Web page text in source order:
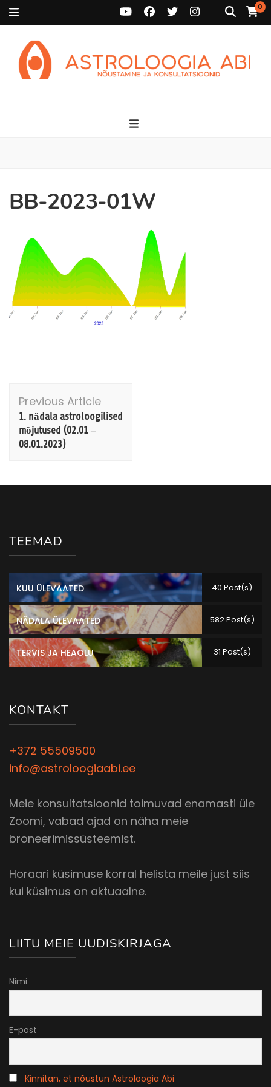
0
BB-2023-01W
Post
Navigation
Previous Article
1. nädala astroloogilised
mõjutused (02.01 –
08.01.2023)
TEEMAD
KUU ÜLEVAATED 40 Post(s)
NÄDALA ÜLEVAATED 582 Post(s)
TERVIS JA HEAOLU 31 Post(s)
KONTAKT
+372 55509500
info@astroloogiaabi.ee
Meie konsultatsioonid toimuvad enamasti üle
Zoomi, vabad ajad on näha meie
broneerimissüsteemist.
Horaari küsimuse korral helista meile just siis
kui küsimus on aktuaalne.
LIITU MEIE UUDISKIRJAGA
Nimi
E-post
Kinnitan, et nõustun Astroloogia Abi